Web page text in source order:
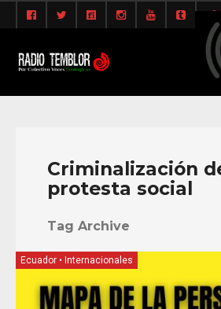
Criminalización
protesta social
Tag Archive
Ecuador • Internacionales